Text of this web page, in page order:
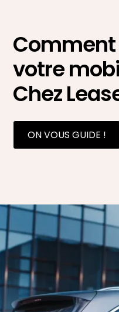
votre
Chez
ON VOUS GUIDE !